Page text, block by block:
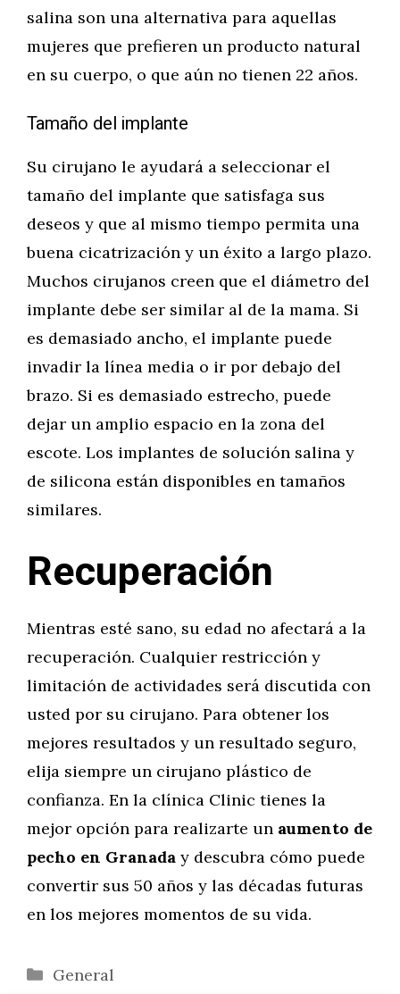
salina son una alternativa para aquellas
mujeres que prefieren un producto natural
en su cuerpo, o que aún no tienen 22 años.
Tamaño del implante
Su cirujano le ayudará a seleccionar el
tamaño del implante que satisfaga sus
deseos y que al mismo tiempo permita una
buena cicatrización y un éxito a largo plazo.
Muchos cirujanos creen que el diámetro del
implante debe ser similar al de la mama. Si
es demasiado ancho, el implante puede
invadir la línea media o ir por debajo del
brazo. Si es demasiado estrecho, puede
dejar un amplio espacio en la zona del
escote. Los implantes de solución salina y
de silicona están disponibles en tamaños
similares.
Recuperación
Mientras esté sano, su edad no afectará a la
recuperación. Cualquier restricción y
limitación de actividades será discutida con
usted por su cirujano. Para obtener los
mejores resultados y un resultado seguro,
elija siempre un cirujano plástico de
confianza. En la clínica Clinic tienes la
mejor opción para realizarte un aumento de
pecho en Granada y descubra cómo puede
convertir sus 50 años y las décadas futuras
en los mejores momentos de su vida.
Categorías
General